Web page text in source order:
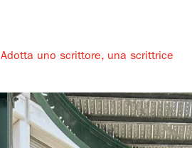
Adotta uno scrittore, una scrittrice